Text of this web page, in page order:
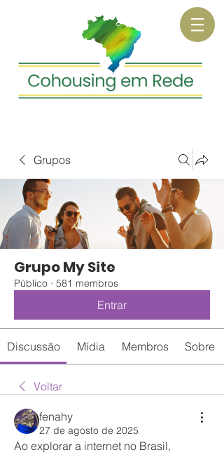
Grupos
Grupo My Site
Público · 581 membros
Entrar
Discussão Mídia Membros Sobre
Voltar
fenahy
27 de agosto de 2025
Ao explorar a internet no Brasil,